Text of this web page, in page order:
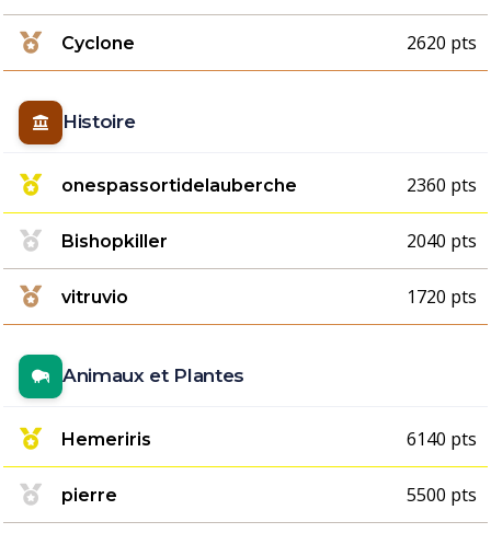
Cyclone 2620 pts
Histoire
onespassortidelauberche 2360 pts
Bishopkiller 2040 pts
vitruvio 1720 pts
Animaux et Plantes
Hemeriris 6140 pts
pierre 5500 pts